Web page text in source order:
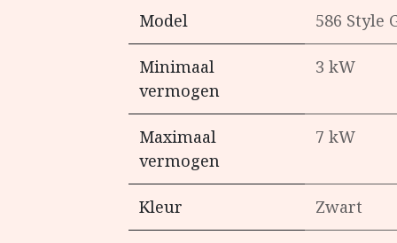
Model 586 Style
Minimaal
vermogen
3 kW
Maximaal
vermogen
7 kW
Kleur Zwart